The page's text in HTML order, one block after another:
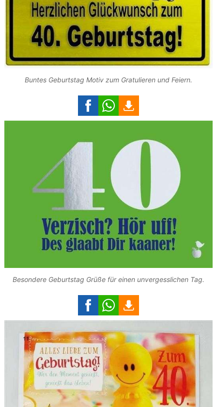
Buntes Geburtstag Motiv zum Gratulieren und Feiern.
Besondere Geburtstag Grüße für einen unvergesslichen Tag.